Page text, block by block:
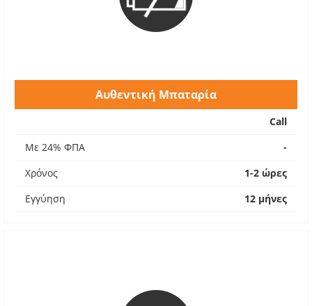
Αυθεντική Μπαταρία
Call
Με 24% ΦΠΑ
-
Χρόνος
1-2 ώρες
Εγγύηση
12 μήνες